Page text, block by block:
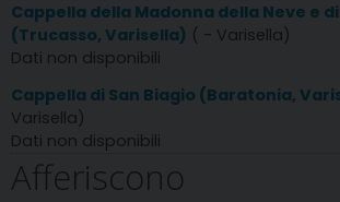
Cappella della Madonna della Neve e di
(Trucasso, Varisella) ( - Varisella)
Dati non disponibili
Cappella di San Biagio (Baratonia,
Varisella)
Dati non disponibili
Afferiscono